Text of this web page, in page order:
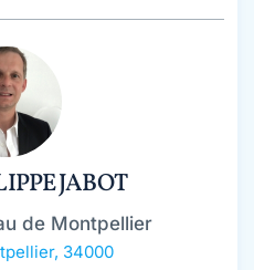
JABOT
de Montpellier
34000